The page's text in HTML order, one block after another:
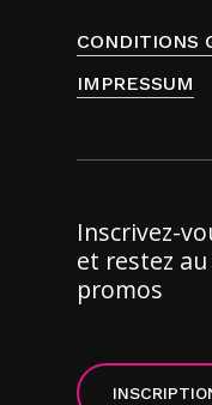
CONDITIONS
IMPRESSUM
Inscrivez-
et restez
promos